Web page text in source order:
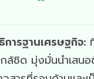
ารฐานเศรษฐกิจ:
ล้ชิด มุ่งมั่นนำเสน